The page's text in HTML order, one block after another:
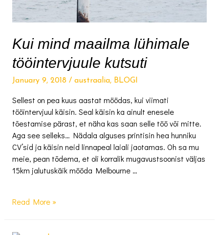
Kui mind maailma lühimale
tööintervjuule kutsuti
January 9, 2018/ austraalia, BLOGI
Sellest on pea kuus aastat möödas, kui viimati
tööintervjuul käisin. Seal käisin ka ainult enesele
tõestamise pärast, et näha kas saan selle töö või mitte.
Aga see selleks… Nädala alguses printisin hea hunniku
CV’sid ja käisin neid linnapeal laiali jaotamas. Oh sa mu
meie, pean tõdema, et oli korralik mugavustsoonist väljas
15km jalutuskäik mööda Melbourne …
Kui
Read More »